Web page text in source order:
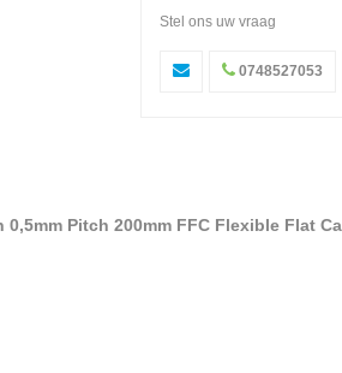
Stel ons uw vraag
0748527053
0,5mm Pitch 200mm FFC Flexible Flat